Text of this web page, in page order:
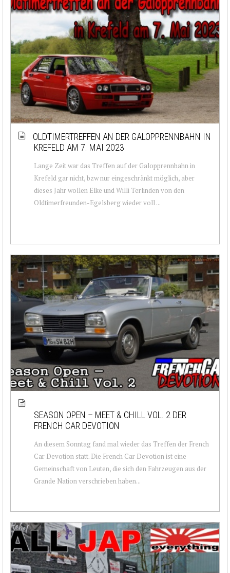
OLDTIMERTREFFEN AN DER GALOPPRENNBAHN IN
KREFELD AM 7. MAI 2023
Lange Zeit war das Treffen auf der Galopprennbahn in
Krefeld gar nicht, bzw nur eingeschränkt möglich, aber
dieses Jahr wollen Elke und Willi Terlinden von den
Oldtimerfreunden-Egelsberg wieder voll ...
SEASON OPEN – MEET & CHILL VOL. 2 DER
FRENCH CAR DEVOTION
An diesem Sonntag fand mal wieder das Treffen der French
Car Devotion statt. Die French Car Devotion ist eine
Gemeinschaft von Leuten, die sich den Fahrzeugen aus der
Grande Nation verschrieben haben...